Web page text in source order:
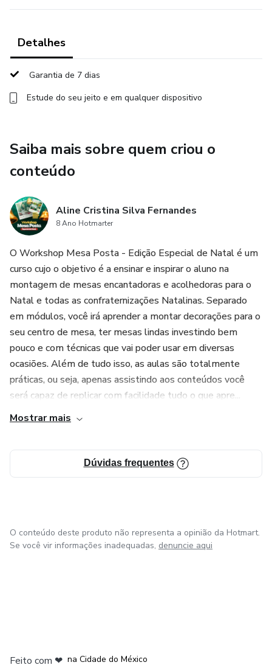
Detalhes
Garantia de 7 dias
Estude do seu jeito e em qualquer dispositivo
Saiba mais sobre quem criou o
conteúdo
Aline Cristina Silva Fernandes
8 Ano Hotmarter
O Workshop Mesa Posta - Edição Especial de Natal é um
curso cujo o objetivo é a ensinar e inspirar o aluno na
montagem de mesas encantadoras e acolhedoras para o
Natal e todas as confraternizações Natalinas. Separado
em módulos, você irá aprender a montar decorações para o
seu centro de mesa, ter mesas lindas investindo bem
pouco e com técnicas que vai poder usar em diversas
ocasiões. Além de tudo isso, as aulas são totalmente
práticas, ou seja, apenas assistindo aos conteúdos você
será capaz de replicar com facilidade tudo o que apre...
Mostrar mais
Dúvidas frequentes
O conteúdo deste produto não representa a opinião da Hotmart.
Se você vir informações inadequadas, denuncie aqui
Feito com ❤ na Cidade do México